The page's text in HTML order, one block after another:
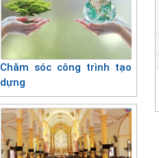
Chăm sóc công trình tạo
dựng